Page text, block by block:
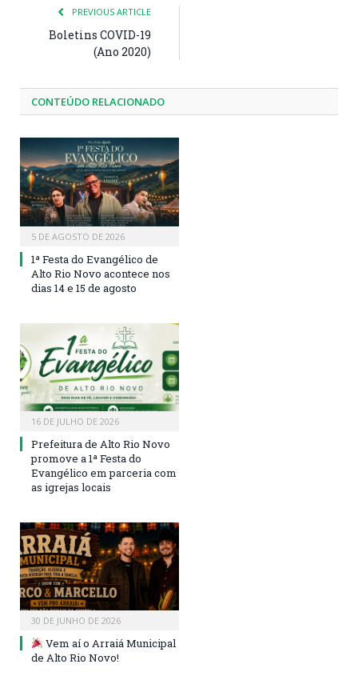
PREVIOUS ARTICLE
Boletins COVID-19
(Ano 2020)
CONTEÚDO RELACIONADO
5 DE AGOSTO DE 2026
1ª Festa do Evangélico de
Alto Rio Novo acontece nos
dias 14 e 15 de agosto
16 DE JULHO DE 2026
Prefeitura de Alto Rio Novo
promove a 1ª Festa do
Evangélico em parceria com
as igrejas locais
30 DE JUNHO DE 2026
Vem aí o Arraiá Municipal
de Alto Rio Novo!